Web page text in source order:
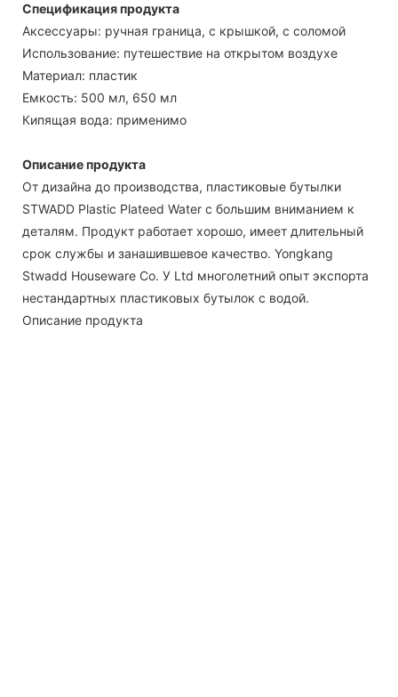
Спецификация продукта
Аксессуары: ручная граница, с крышкой, с соломой
Использование: путешествие на открытом воздухе
Материал: пластик
Емкость: 500 мл, 650 мл
Кипящая вода: применимо
Описание продукта
От дизайна до производства, пластиковые бутылки
STWADD Plastic Plateed Water с большим вниманием к
деталям. Продукт работает хорошо, имеет длительный
срок службы и занашившевое качество. Yongkang
Stwadd Houseware Co. У Ltd многолетний опыт экспорта
нестандартных пластиковых бутылок с водой.
Описание продукта